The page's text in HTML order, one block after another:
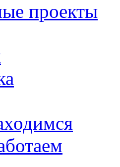
проекты